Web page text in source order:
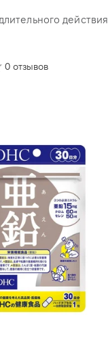
действия
0 отзывов